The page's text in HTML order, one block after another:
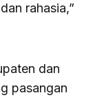
rahasia,”
dan
pasangan